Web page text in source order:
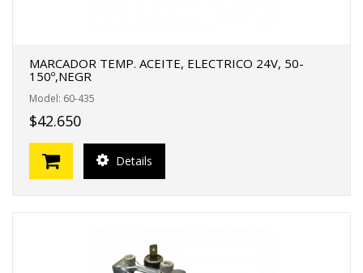
MARCADOR TEMP. ACEITE, ELECTRICO 24V, 50-
150º,NEGR
Model: 60-435
$42.650
Details